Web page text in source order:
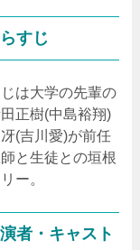
すじ
は大学の先輩の
正樹(中島裕翔)
(吉川愛)が前任
と生徒との垣根
ー。
者・キャスト